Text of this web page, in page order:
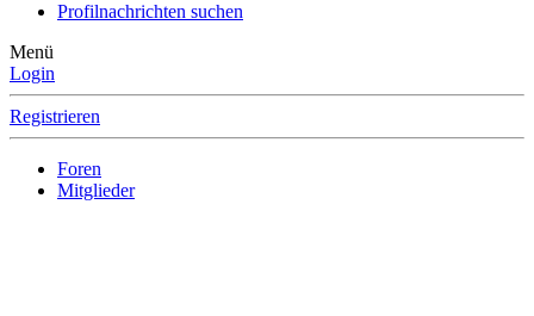
Profilnachrichten suchen
Menü
Login
Registrieren
Foren
Mitglieder